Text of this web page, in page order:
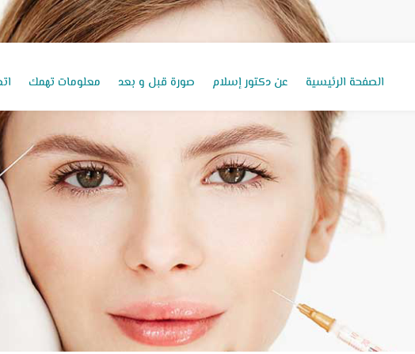
الصفحة الرئيسية عن دكتور إسلام صورة قبل و بعد معلومات تهمك